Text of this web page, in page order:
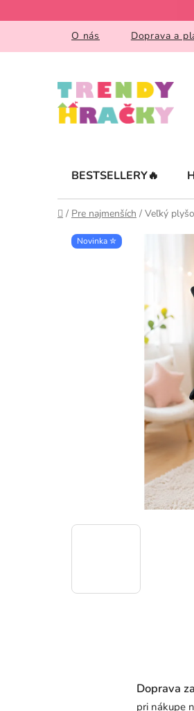
na
O nás
Doprava a
BESTSELLERY🔥
Domov
/ Pre najmenších / Veľký
Novinka ✮
Doprava
pri nákupe